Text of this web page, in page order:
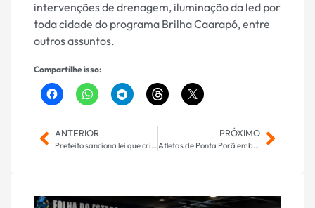
intervenções de drenagem, iluminação da led por
toda cidade do programa Brilha Caarapó, entre
outros assuntos.
Compartilhe isso:
ANTERIOR
Prefeito sanciona lei que cria o Programa Regulariza Corumbá
PRÓXIMO
Atletas de Ponta Porã embarcam para Campeonato Brasileiro Sub-20 de Atletismo